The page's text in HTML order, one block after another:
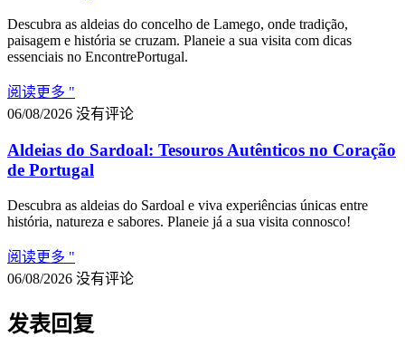
Descubra as aldeias do concelho de Lamego, onde tradição,
paisagem e história se cruzam. Planeie a sua visita com dicas
essenciais no EncontrePortugal.
阅读更多 "
06/08/2026 没有评论
Aldeias do Sardoal: Tesouros Autênticos no Coração
de Portugal
Descubra as aldeias do Sardoal e viva experiências únicas entre
história, natureza e sabores. Planeie já a sua visita connosco!
阅读更多 "
06/08/2026 没有评论
发表回复